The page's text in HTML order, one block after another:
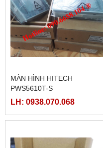
MÀN HÌNH HITECH
PWS5610T-S
LH: 0938.070.068